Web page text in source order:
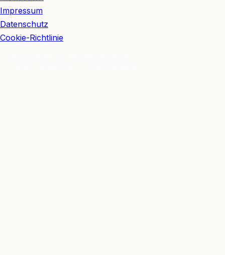
Impressum
Datenschutz
Cookie-Richtlinie